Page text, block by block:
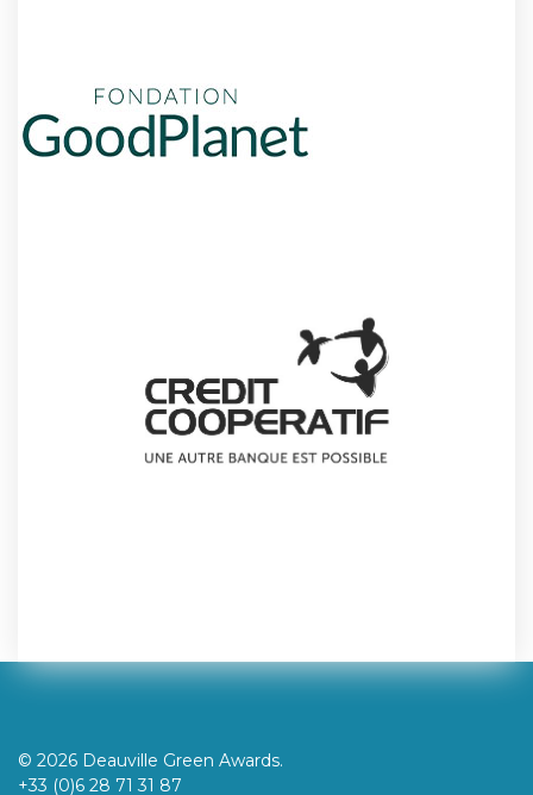
© 2026 Deauville Green Awards.
+33 (0)6 28 71 31 87